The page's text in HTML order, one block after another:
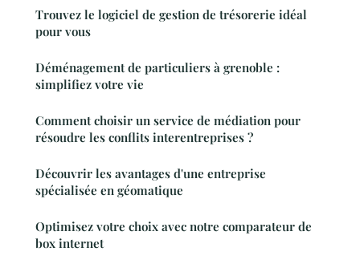
Trouvez le logiciel de gestion de trésorerie idéal
pour vous
Déménagement de particuliers à grenoble :
simplifiez votre vie
Comment choisir un service de médiation pour
résoudre les conflits interentreprises ?
Découvrir les avantages d'une entreprise
spécialisée en géomatique
Optimisez votre choix avec notre comparateur de
box internet